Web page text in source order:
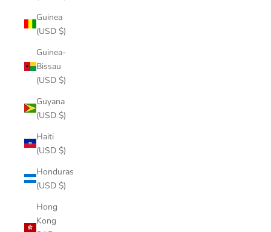
Guinea
(USD $)
Guinea-
Bissau
(USD $)
Guyana
(USD $)
Haiti
(USD $)
Honduras
(USD $)
Hong
Kong